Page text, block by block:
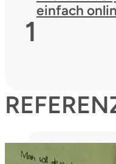
1
einfach